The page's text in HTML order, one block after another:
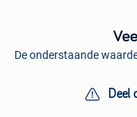
De onderstaande
Deel